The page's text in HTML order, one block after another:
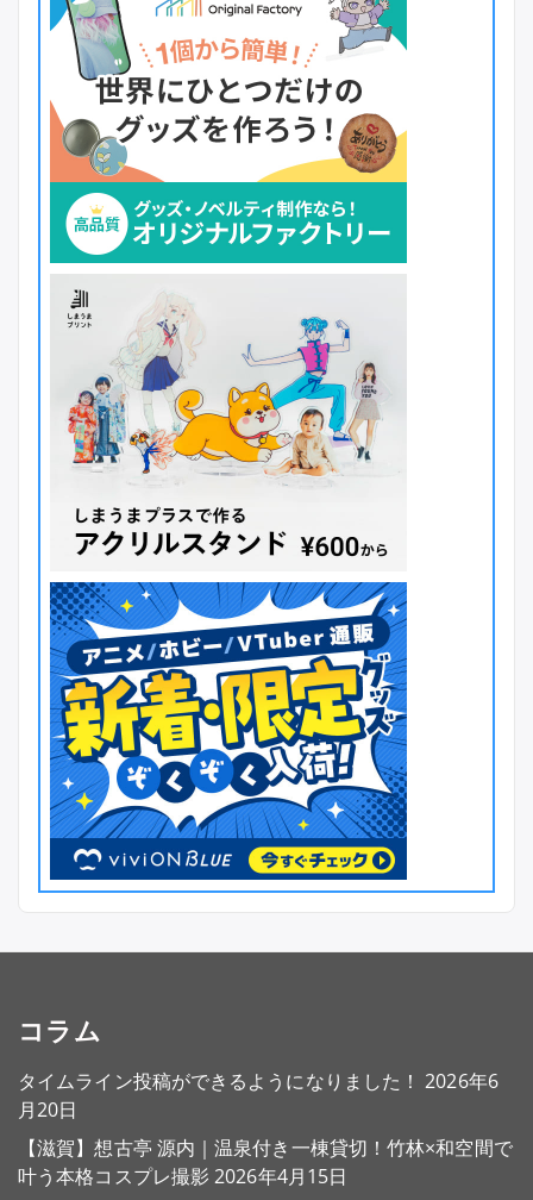
コラム
タイムライン投稿ができるようになりました！ 2026年6
月20日
【滋賀】想古亭 源内｜温泉付き一棟貸切！竹林×和空間で
叶う本格コスプレ撮影 2026年4月15日